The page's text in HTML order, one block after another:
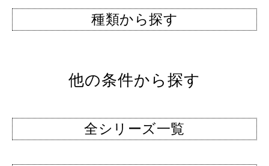
種類から探す
他の条件から探す
全シリーズ一覧